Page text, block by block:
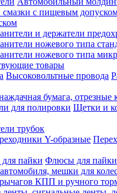
с пищевым
и держатели
ножевого типа
ножевого типа
товары
Высоковольтные провода
бумага, отрезные
для полировки Щетки и
трубок
Y-образные
для пайки Флюсы для пайки
мешки для
КПП и ручного